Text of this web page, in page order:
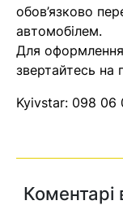
обов’язково
автомобілем.
Для оформлення
звертайтесь на
Kyivstar: 098 06
Коментарі